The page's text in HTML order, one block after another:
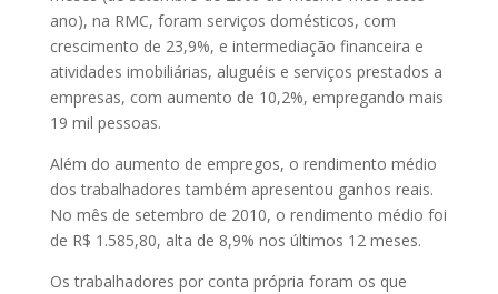
ano), na RMC, foram serviços domésticos, com
crescimento de 23,9%, e intermediação financeira e
atividades imobiliárias, aluguéis e serviços prestados a
empresas, com aumento de 10,2%, empregando mais
19 mil pessoas.
Além do aumento de empregos, o rendimento médio
dos trabalhadores também apresentou ganhos reais.
No mês de setembro de 2010, o rendimento médio foi
de R$ 1.585,80, alta de 8,9% nos últimos 12 meses.
Os trabalhadores por conta própria foram os que